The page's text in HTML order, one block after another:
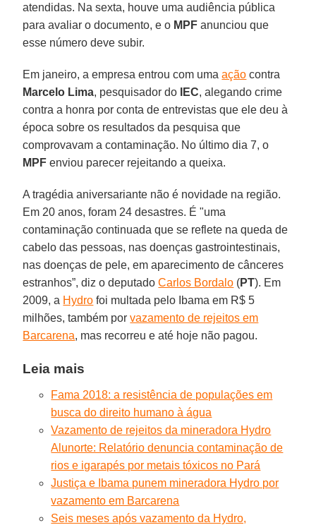
atendidas. Na sexta, houve uma audiência pública
para avaliar o documento, e o MPF anunciou que
esse número deve subir.
Em janeiro, a empresa entrou com umaação contra
Marcelo Lima, pesquisador do IEC, alegando crime
contra a honra por conta de entrevistas que ele deu à
época sobre os resultados da pesquisa que
comprovavam a contaminação. No último dia 7, o
MPF enviou parecer rejeitando a queixa.
A tragédia aniversariante não é novidade na região.
Em 20 anos, foram 24 desastres. É "uma
contaminação continuada que se reflete na queda de
cabelo das pessoas, nas doenças gastrointestinais,
nas doenças de pele, em aparecimento de cânceres
estranhos”, diz o deputadoCarlos Bordalo (PT). Em
2009, a Hydro foi multada pelo Ibama em R$ 5
milhões, também porvazamento de rejeitos em
Barcarena, mas recorreu e até hoje não pagou.
Leia mais
Fama 2018: a resistência de populações em
busca do direito humano à água
Vazamento de rejeitos da mineradora Hydro
Alunorte: Relatório denuncia contaminação de
rios e igarapés por metais tóxicos no Pará
Justiça e Ibama punem mineradora Hydro por
vazamento em Barcarena
Seis meses após vazamento da Hydro,